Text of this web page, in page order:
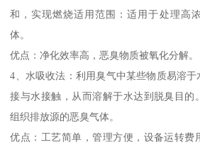
和，实现燃烧适用范围：适用于处理高
体。
优点：净化效率高，恶臭物质被氧化分解。
4、水吸收法：利用臭气中某些物质易溶
接与水接触，从而溶解于水达到脱臭目的
组织排放源的恶臭气体。
优点：工艺简单，管理方便，设备运转费